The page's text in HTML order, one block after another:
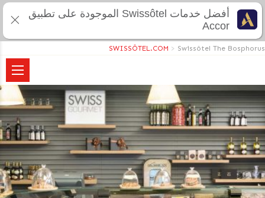
SWISSÔTEL.COM > Swissôtel The Bosphorus
أفضل خدمات Swissôtel الموجودة على تطبيق
Accor